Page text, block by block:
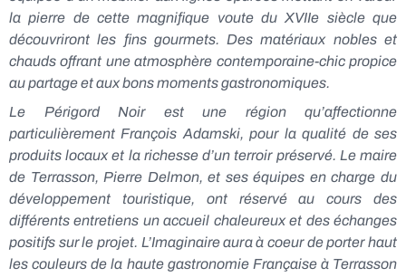
la pierre de cette magnifique voute du XVIIe siècle que
découvriront les fins gourmets. Des matériaux nobles et
chauds offrant une atmosphère contemporaine-chic propice
au partage et aux bons moments gastronomiques.
Le Périgord Noir est une région qu’affectionne
particulièrement François Adamski, pour la qualité de ses
produits locaux et la richesse d’un terroir préservé. Le maire
de Terrasson, Pierre Delmon, et ses équipes en charge du
développement touristique, ont réservé au cours des
différents entretiens un accueil chaleureux et des échanges
positifs sur le projet. L’Imaginaire aura à coeur de porter haut
les couleurs de la haute gastronomie Française à Terrasson